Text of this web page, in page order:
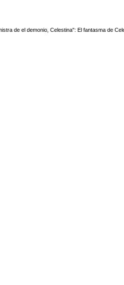
de el demonio, Celestina": El fantasma de